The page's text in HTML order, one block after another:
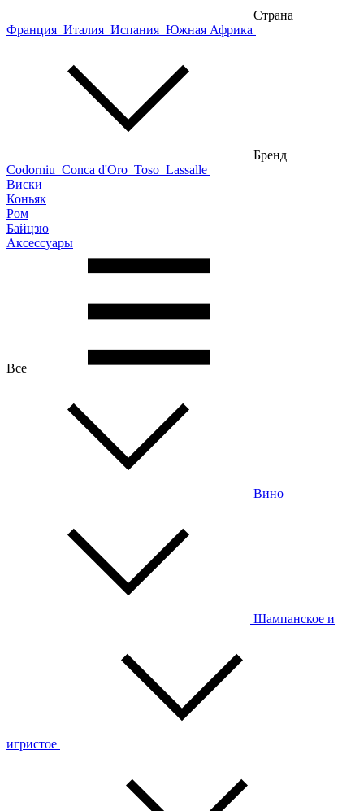
Страна
Франция Италия Испания Южная Африка
Бренд
Codorniu Conca d'Oro Toso Lassalle
Виски
Коньяк
Ром
Байцзю
Аксессуары
Все
Вино
Шампанское и
игристое